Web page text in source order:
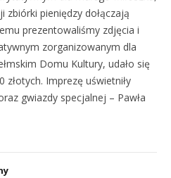
zbiórki pieniędzy dołączają
prezentowaliśmy zdjęcia i
zorganizowanym dla
Domu Kultury, udało się
złotych. Imprezę uświetniły
gwiazdy specjalnej – Pawła